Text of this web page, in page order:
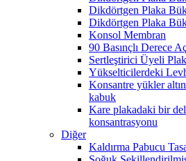
Dikdörtgen Plaka
Dikdörtgen Plaka
Konsol Membran
90 Basınçlı Derece
Sertleştirici Üyeli
Yükselticilerdeki
Konsantre yükler
kabuk
Kare plakadaki bir
konsantrasyonu
Diğer
Kaldırma Pabucu